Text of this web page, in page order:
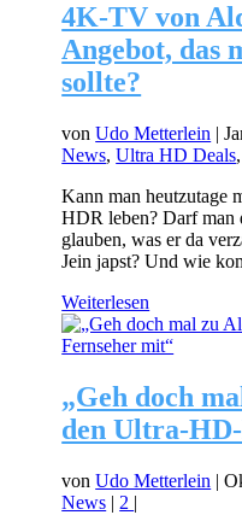
4K-TV von
Angebot, das
sollte?
vonUdo Metterlein |
News,Ultra HD Deals
Kann man heutzutage
HDR leben? Darf man
glauben, was er da
Jein japst? Und wie
Weiterlesen
„Geh doch
den Ultra-
vonUdo Metterlein |
News | 2 |